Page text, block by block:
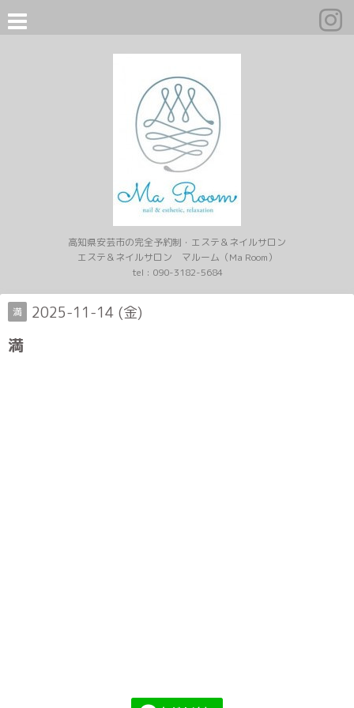
高知県安芸市の完全予約制・エステ＆ネイルサロン
エステ＆ネイルサロン マルーム（Ma Room）
tel : 090-3182-5684
満 2025-11-14 (金)
満